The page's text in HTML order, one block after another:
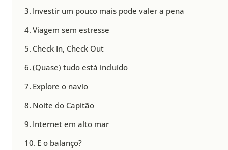
Investir um pouco mais pode valer a pena
Viagem sem estresse
Check In, Check Out
(Quase) tudo está incluído
Explore o navio
Noite do Capitão
Internet em alto mar
E o balanço?